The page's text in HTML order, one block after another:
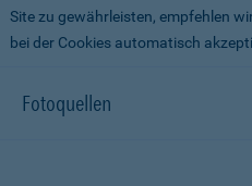
Site zu gewährleisten, empfehlen
bei der Cookies automatisch
Fotoquellen